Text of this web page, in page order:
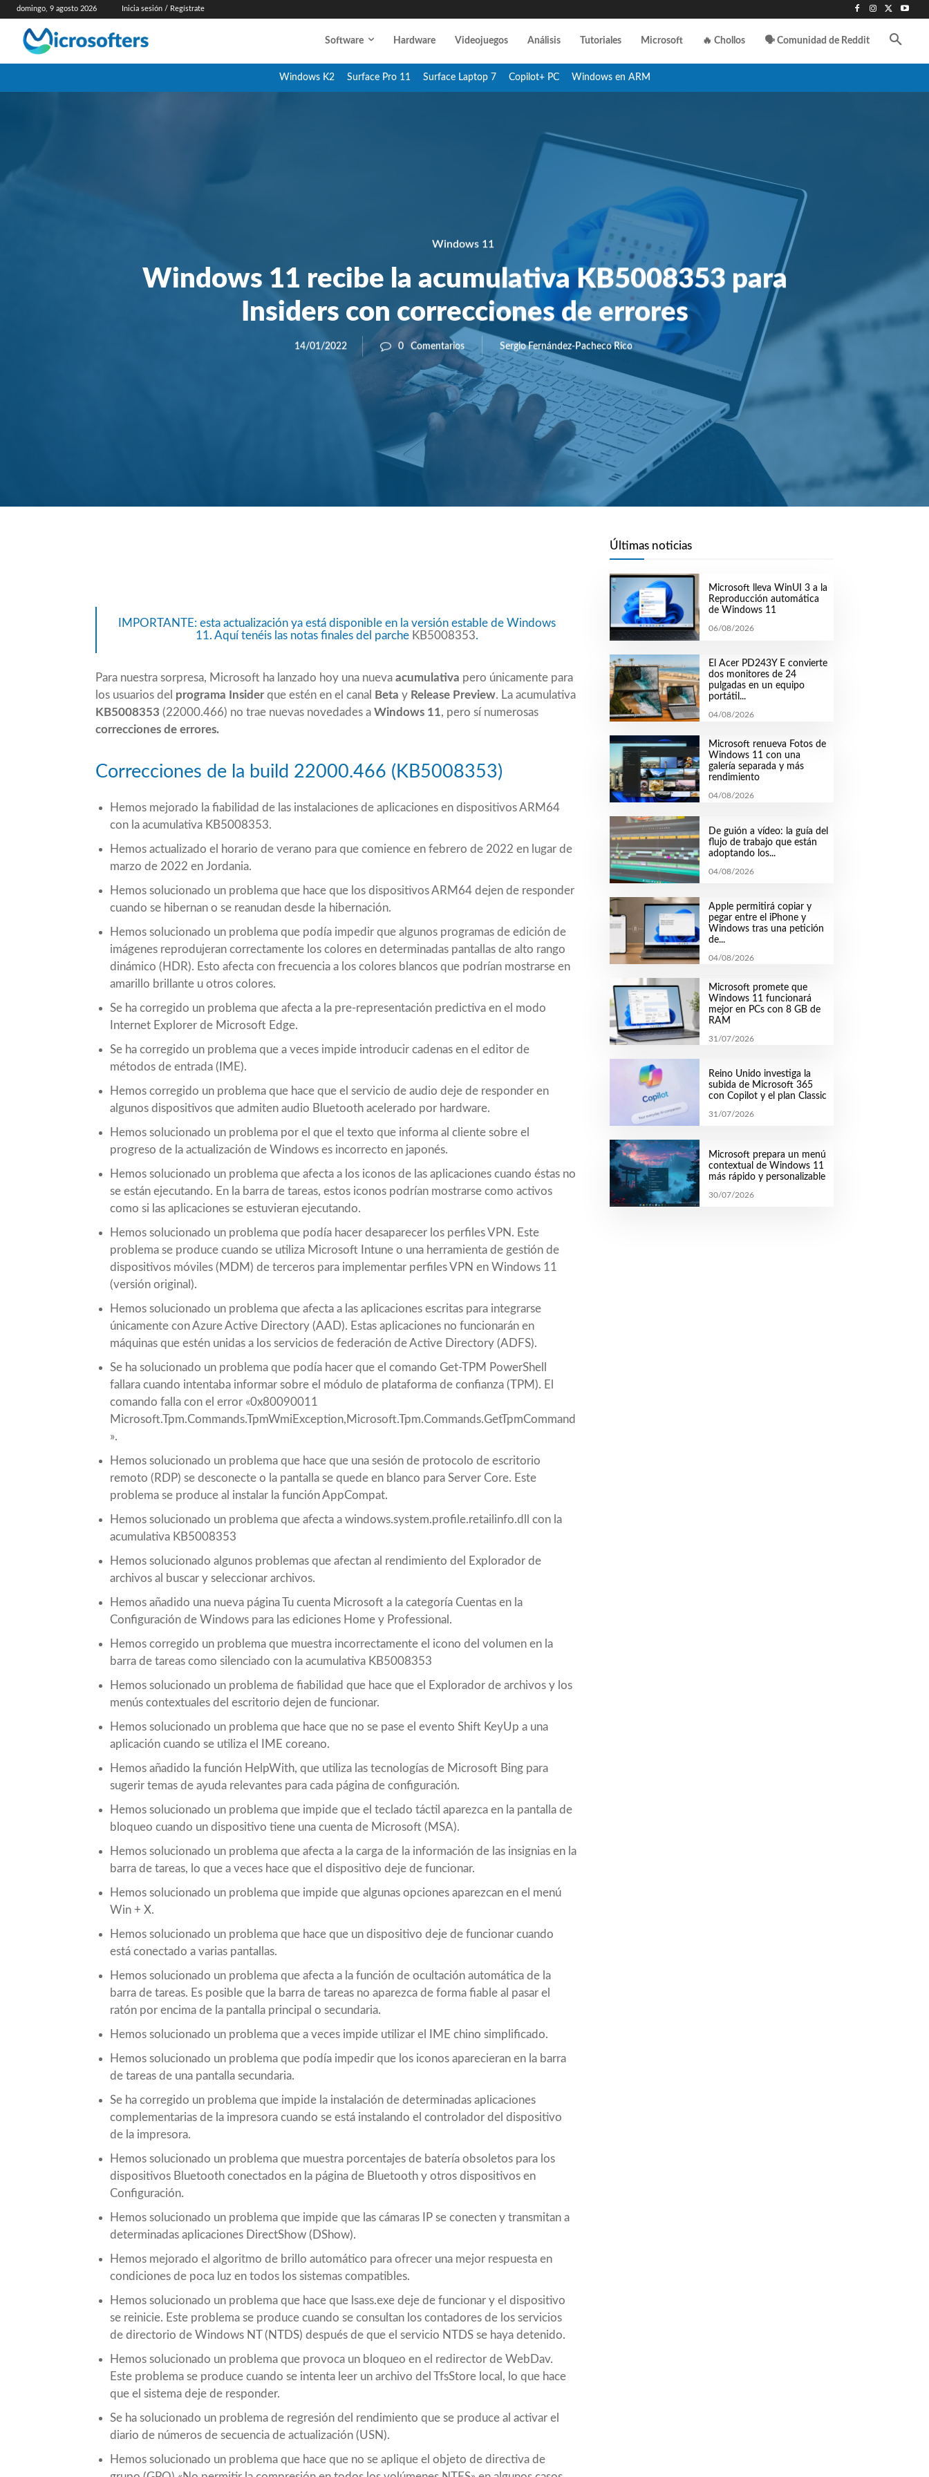
domingo, 9 agosto 2026 Inicia sesión / Regístrate
Software Hardware Videojuegos Análisis Tutoriales Microsoft 🔥 Chollos 🗣️ Comunidad de Reddit
Windows K2 Surface Pro 11 Surface Laptop 7 Copilot+ PC Windows en ARM
Windows 11
Windows 11 recibe la acumulativa KB5008353 para
Insiders con correcciones de errores
14/01/2022 0 Comentarios Sergio Fernández-Pacheco Rico
IMPORTANTE: esta actualización ya está disponible en la versión estable de Windows
11. Aquí tenéis las notas finales del parche KB5008353.
Para nuestra sorpresa, Microsoft ha lanzado hoy una nueva acumulativa pero únicamente para
los usuarios del programa Insiderque estén en el canal Beta y Release Preview. La acumulativa
KB5008353 (22000.466) no trae nuevas novedades a Windows 11, pero sí numerosas
correcciones de errores.
Correcciones de la build 22000.466 (KB5008353)
Hemos mejorado la fiabilidad de las instalaciones de aplicaciones en dispositivos ARM64
con la acumulativa KB5008353.
Hemos actualizado el horario de verano para que comience en febrero de 2022 en lugar de
marzo de 2022 en Jordania.
Hemos solucionado un problema que hace que los dispositivos ARM64 dejen de responder
cuando se hibernan o se reanudan desde la hibernación.
Hemos solucionado un problema que podía impedir que algunos programas de edición de
imágenes reprodujeran correctamente los colores en determinadas pantallas de alto rango
dinámico (HDR). Esto afecta con frecuencia a los colores blancos que podrían mostrarse en
amarillo brillante u otros colores.
Se ha corregido un problema que afecta a la pre-representación predictiva en el modo
Internet Explorer de Microsoft Edge.
Se ha corregido un problema que a veces impide introducir cadenas en el editor de
métodos de entrada (IME).
Hemos corregido un problema que hace que el servicio de audio deje de responder en
algunos dispositivos que admiten audio Bluetooth acelerado por hardware.
Hemos solucionado un problema por el que el texto que informa al cliente sobre el
progreso de la actualización de Windows es incorrecto en japonés.
Hemos solucionado un problema que afecta a los iconos de las aplicaciones cuando éstas no
se están ejecutando. En la barra de tareas, estos iconos podrían mostrarse como activos
como si las aplicaciones se estuvieran ejecutando.
Hemos solucionado un problema que podía hacer desaparecer los perfiles VPN. Este
problema se produce cuando se utiliza Microsoft Intune o una herramienta de gestión de
dispositivos móviles (MDM) de terceros para implementar perfiles VPN en Windows 11
(versión original).
Hemos solucionado un problema que afecta a las aplicaciones escritas para integrarse
únicamente con Azure Active Directory (AAD). Estas aplicaciones no funcionarán en
máquinas que estén unidas a los servicios de federación de Active Directory (ADFS).
Se ha solucionado un problema que podía hacer que el comando Get-TPM PowerShell
fallara cuando intentaba informar sobre el módulo de plataforma de confianza (TPM). El
comando falla con el error «0x80090011
Microsoft.Tpm.Commands.TpmWmiException,Microsoft.Tpm.Commands.GetTpmCommand
».
Hemos solucionado un problema que hace que una sesión de protocolo de escritorio
remoto (RDP) se desconecte o la pantalla se quede en blanco para Server Core. Este
problema se produce al instalar la función AppCompat.
Hemos solucionado un problema que afecta a windows.system.profile.retailinfo.dll con la
acumulativa KB5008353
Hemos solucionado algunos problemas que afectan al rendimiento del Explorador de
archivos al buscar y seleccionar archivos.
Hemos añadido una nueva página Tu cuenta Microsoft a la categoría Cuentas en la
Configuración de Windows para las ediciones Home y Professional.
Hemos corregido un problema que muestra incorrectamente el icono del volumen en la
barra de tareas como silenciado con la acumulativa KB5008353
Hemos solucionado un problema de fiabilidad que hace que el Explorador de archivos y los
menús contextuales del escritorio dejen de funcionar.
Hemos solucionado un problema que hace que no se pase el evento Shift KeyUp a una
aplicación cuando se utiliza el IME coreano.
Hemos añadido la función HelpWith, que utiliza las tecnologías de Microsoft Bing para
sugerir temas de ayuda relevantes para cada página de configuración.
Hemos solucionado un problema que impide que el teclado táctil aparezca en la pantalla de
bloqueo cuando un dispositivo tiene una cuenta de Microsoft (MSA).
Hemos solucionado un problema que afecta a la carga de la información de las insignias en la
barra de tareas, lo que a veces hace que el dispositivo deje de funcionar.
Hemos solucionado un problema que impide que algunas opciones aparezcan en el menú
Win + X.
Hemos solucionado un problema que hace que un dispositivo deje de funcionar cuando
está conectado a varias pantallas.
Hemos solucionado un problema que afecta a la función de ocultación automática de la
barra de tareas. Es posible que la barra de tareas no aparezca de forma fiable al pasar el
ratón por encima de la pantalla principal o secundaria.
Hemos solucionado un problema que a veces impide utilizar el IME chino simplificado.
Hemos solucionado un problema que podía impedir que los iconos aparecieran en la barra
de tareas de una pantalla secundaria.
Se ha corregido un problema que impide la instalación de determinadas aplicaciones
complementarias de la impresora cuando se está instalando el controlador del dispositivo
de la impresora.
Hemos solucionado un problema que muestra porcentajes de batería obsoletos para los
dispositivos Bluetooth conectados en la página de Bluetooth y otros dispositivos en
Configuración.
Hemos solucionado un problema que impide que las cámaras IP se conecten y transmitan a
determinadas aplicaciones DirectShow (DShow).
Hemos mejorado el algoritmo de brillo automático para ofrecer una mejor respuesta en
condiciones de poca luz en todos los sistemas compatibles.
Hemos solucionado un problema que hace que lsass.exe deje de funcionar y el dispositivo
se reinicie. Este problema se produce cuando se consultan los contadores de los servicios
de directorio de Windows NT (NTDS) después de que el servicio NTDS se haya detenido.
Hemos solucionado un problema que provoca un bloqueo en el redirector de WebDav.
Este problema se produce cuando se intenta leer un archivo del TfsStore local, lo que hace
que el sistema deje de responder.
Se ha solucionado un problema de regresión del rendimiento que se produce al activar el
diario de números de secuencia de actualización (USN).
Hemos solucionado un problema que hace que no se aplique el objeto de directiva de
Últimas noticias
Microsoft lleva WinUI 3 a la
Reproducción automática
de Windows 11
06/08/2026
El Acer PD243Y E convierte
dos monitores de 24
pulgadas en un equipo
portátil...
04/08/2026
Microsoft renueva Fotos de
Windows 11 con una
galería separada y más
rendimiento
04/08/2026
De guión a vídeo: la guía del
flujo de trabajo que están
adoptando los...
04/08/2026
Apple permitirá copiar y
pegar entre el iPhone y
Windows tras una petición
de...
04/08/2026
Microsoft promete que
Windows 11 funcionará
mejor en PCs con 8 GB de
RAM
31/07/2026
Reino Unido investiga la
subida de Microsoft 365
con Copilot y el plan Classic
31/07/2026
Microsoft prepara un menú
contextual de Windows 11
más rápido y personalizable
30/07/2026